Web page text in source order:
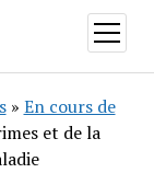
ouvrir
menu
» En cours de
et de la